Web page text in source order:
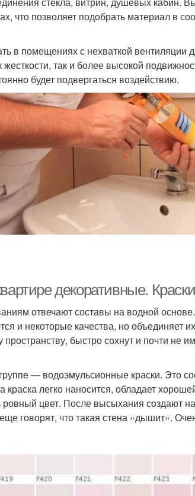
что позволяет подобрать материал в
в помещениях с нехваткой вентиляции
так и более высокой
будет подвергаться воздействию.
декоративные.
отвечают составы на водной
и некоторые качества, но объединяет
быстро сохнут и почти не
— водоэмульсионные краски. Это
краска легко наносится, обладает
ровный цвет. После высыхания создают
говорят, что такая стена «дышит».